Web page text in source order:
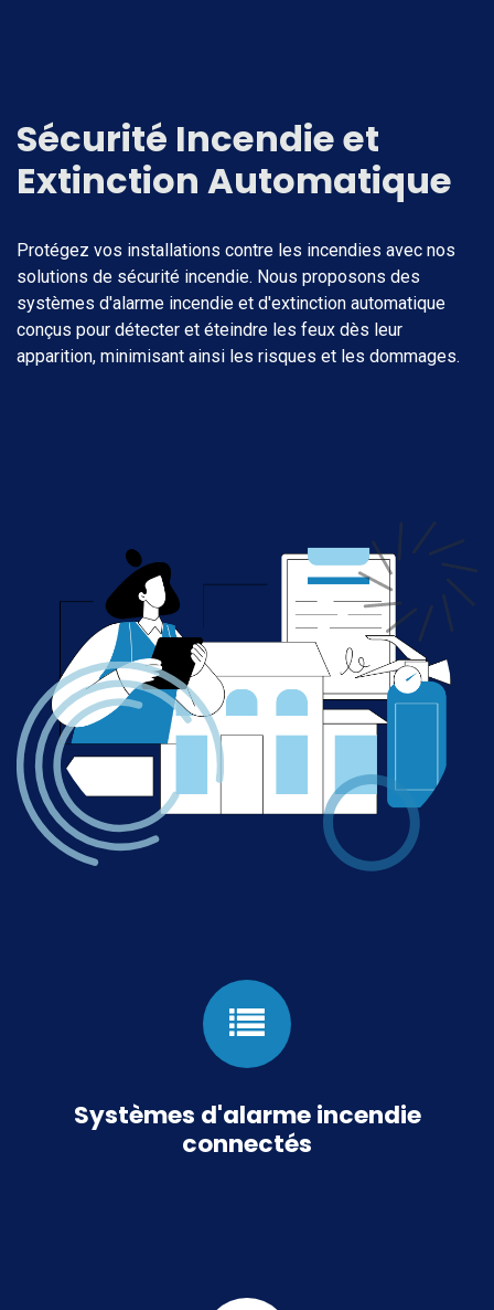
Sécurité Incendie et
Extinction Automatique
Protégez vos installations contre les incendies avec nos
solutions de sécurité incendie. Nous proposons des
systèmes d'alarme incendie et d'extinction automatique
conçus pour détecter et éteindre les feux dès leur
apparition, minimisant ainsi les risques et les dommages.
Systèmes d'alarme incendie
connectés